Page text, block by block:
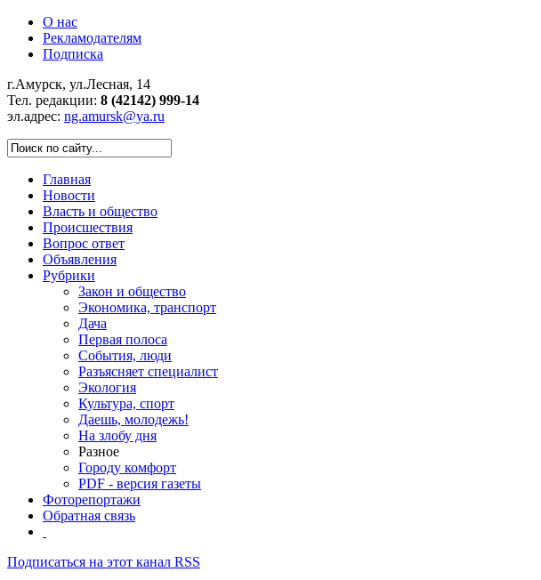
О нас
Рекламодателям
Подписка
г.Амурск, ул.Лесная, 14
Тел. редакции: 8 (42142) 999-14
эл.адрес: ng.amursk@ya.ru
Главная
Новости
Власть и общество
Происшествия
Вопрос ответ
Объявления
Рубрики
Закон и общество
Экономика, транспорт
Дача
Первая полоса
События, люди
Разъясняет специалист
Экология
Культура, спорт
Даешь, молодежь!
На злобу дня
Разное
Городу комфорт
PDF - версия газеты
Фоторепортажи
Обратная связь
Подписаться на этот канал RSS